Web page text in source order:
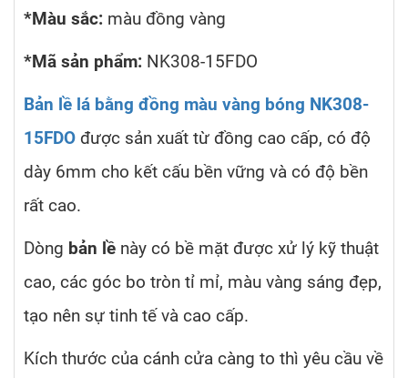
*Màu sắc: màu đồng vàng
*Mã sản phẩm: NK308-15FDO
Bản lề lá bằng đồng màu vàng bóng NK308-
15FDO được sản xuất từ đồng cao cấp, có độ
dày 6mm cho kết cấu bền vững và có độ bền
rất cao.
Dòng bản lề này có bề mặt được xử lý kỹ thuật
cao, các góc bo tròn tỉ mỉ, màu vàng sáng đẹp,
tạo nên sự tinh tế và cao cấp.
Kích thước của cánh cửa càng to thì yêu cầu về